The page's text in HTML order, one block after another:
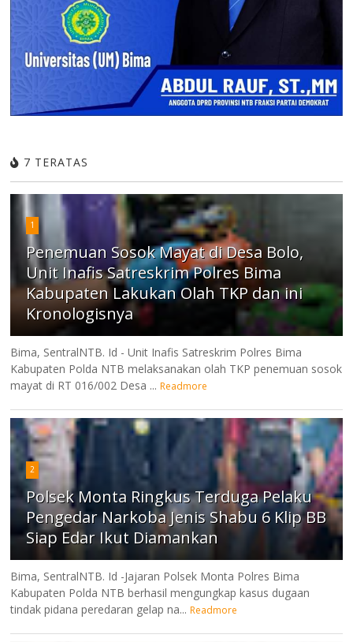
7 TERATAS
1
Penemuan Sosok Mayat di Desa Bolo,
Unit Inafis Satreskrim Polres Bima
Kabupaten Lakukan Olah TKP dan ini
Kronologisnya
Bima, SentralNTB. Id - Unit Inafis Satreskrim Polres Bima
Kabupaten Polda NTB melaksanakan olah TKP penemuan sosok
mayat di RT 016/002 Desa ... Readmore
2
Polsek Monta Ringkus Terduga Pelaku
Pengedar Narkoba Jenis Shabu 6 Klip BB
Siap Edar Ikut Diamankan
Bima, SentralNTB. Id -Jajaran Polsek Monta Polres Bima
Kabupaten Polda NTB berhasil mengungkap kasus dugaan
tindak pidana peredaran gelap na... Readmore